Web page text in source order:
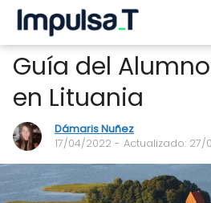
Guía del
en Lituania
Dámaris Nuñez
17/04/2022 - Actualizado: 27/